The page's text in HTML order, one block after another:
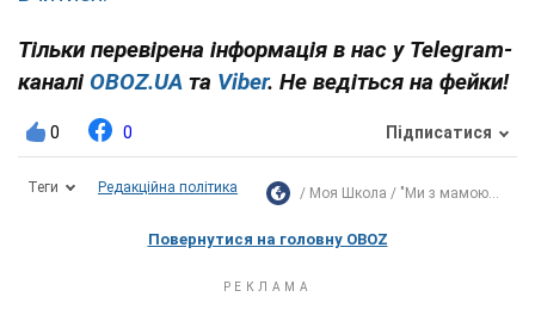
Тільки перевірена інформація в нас у Telegram-
каналі OBOZ.UA та Viber. Не ведіться на фейки!
0 0 Підписатися
Теги Редакційна політика Моя Школа "Ми з мамою...
Повернутися на головну OBOZ